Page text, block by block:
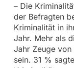
– Die
der Befragten
Kriminalität in
Jahr. Mehr als
Jahr Zeuge
sein. 31 %